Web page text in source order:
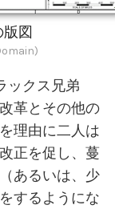
図
ックス兄弟
革とその他の
理由に二人は
正を促し、蔓
あるいは、少
するようにな